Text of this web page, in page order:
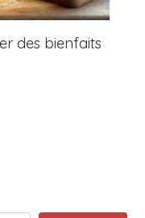
des bienfaits